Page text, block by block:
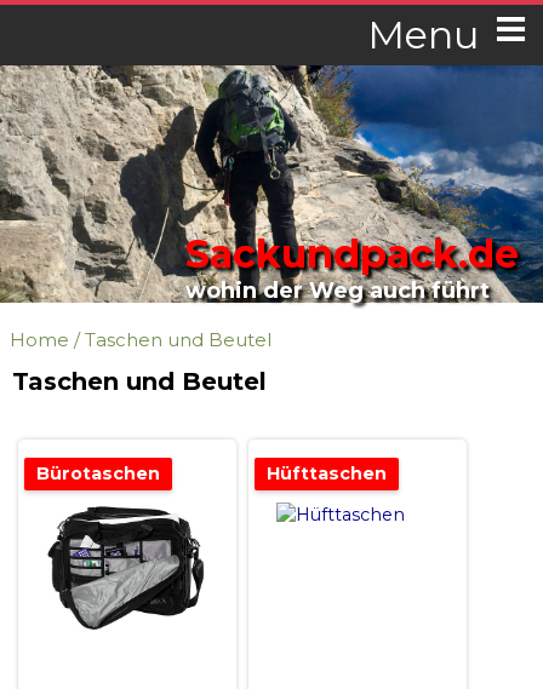
Menu
Sackundpack.de
wohin der Weg auch führt
Home /Taschen und Beutel
Taschen und Beutel
Bürotaschen Hüfttaschen